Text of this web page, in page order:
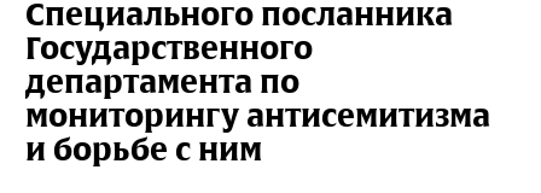
Специального посланника
Государственного
департамента по
мониторингу антисемитизма
и борьбе с ним